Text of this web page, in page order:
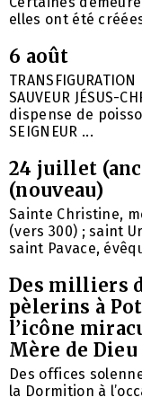
elles ont été
6 août
SAUVEUR JÉSUS-
dispense de
SEIGNEUR ...
24 juillet
(nouveau)
Sainte Christine,
(vers 300) ; saint
saint Pavace,
Des milliers
pèlerins à
l’icône
Mère de Dieu
Des offices
la Dormition à